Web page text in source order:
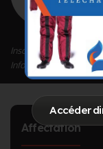
Accéder
Inscrit depuis le 01/10/
Informations mises à
Affectation